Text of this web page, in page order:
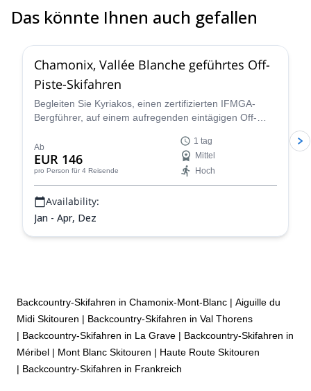
Das könnte Ihnen auch gefallen
4.5
Chamonix, Vallée Blanche geführtes Off-
Piste-Skifahren
Begleiten Sie Kyriakos, einen zertifizierten IFMGA-
Bergführer, auf einem aufregenden eintägigen Off-
in Chamonix, Frankreich.
Ab
EUR 146
pro Person für 4 Reisende
1 tag
Mittel
Hoch
Availability:
Jan - Apr, Dez
Backcountry-Skifahren in Chamonix-Mont-Blanc | Aiguille du
Midi Skitouren | Backcountry-Skifahren in Val Thorens
| Backcountry-Skifahren in La Grave | Backcountry-Skifahren in
Méribel | Mont Blanc Skitouren | Haute Route Skitouren
| Backcountry-Skifahren in Frankreich